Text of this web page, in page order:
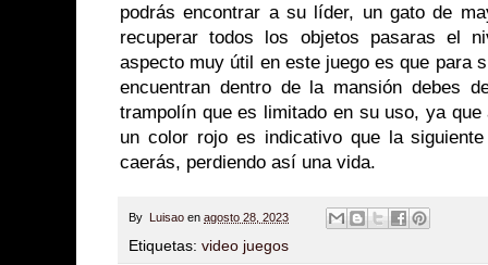
podrás encontrar a su líder, un gato de
recuperar todos los objetos pasaras el
aspecto muy útil en este juego es que para
encuentran dentro de la mansión debes
trampolín que es limitado en su uso, ya
un color rojo es indicativo que la
caerás, perdiendo así una vida.
By Luisao en agosto 28, 2023
Etiquetas: video juegos